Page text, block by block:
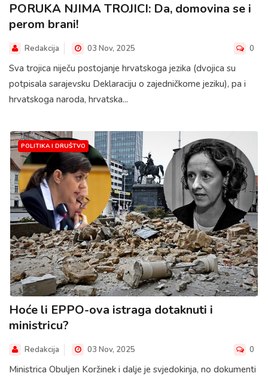
PORUKA NJIMA TROJICI: Da, domovina se i
perom brani!
Redakcija 03 Nov, 2025 0
Sva trojica niječu postojanje hrvatskoga jezika (dvojica su
potpisala sarajevsku Deklaraciju o zajedničkome jeziku), pa i
hrvatskoga naroda, hrvatska...
POLITIKA I DRUŠTVO
Hoće li EPPO-ova istraga dotaknuti i
ministricu?
Redakcija 03 Nov, 2025 0
Ministrica Obuljen Koržinek i dalje je svjedokinja, no dokumenti